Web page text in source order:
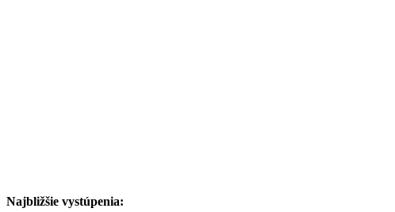
Najbližšie vystúpenia: